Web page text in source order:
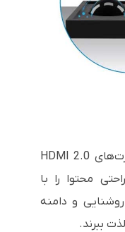
ویدئو پروژکتور LU935 دارای پورت‌های HDMI 2.0
محتوا را با
و دامنه